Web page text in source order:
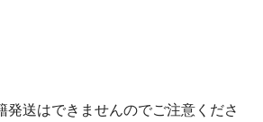
送はできませんのでご注意くださ